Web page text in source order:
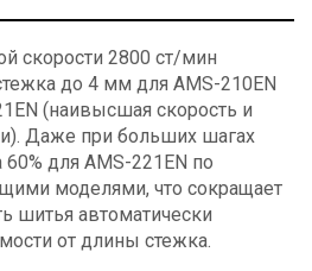
скорости 2800 ст/мин
до 4 мм для AMS-210EN
(наивысшая скорость и
Даже при больших шагах
для AMS-221EN по
моделями, что сокращает
шитья автоматически
от длины стежка.